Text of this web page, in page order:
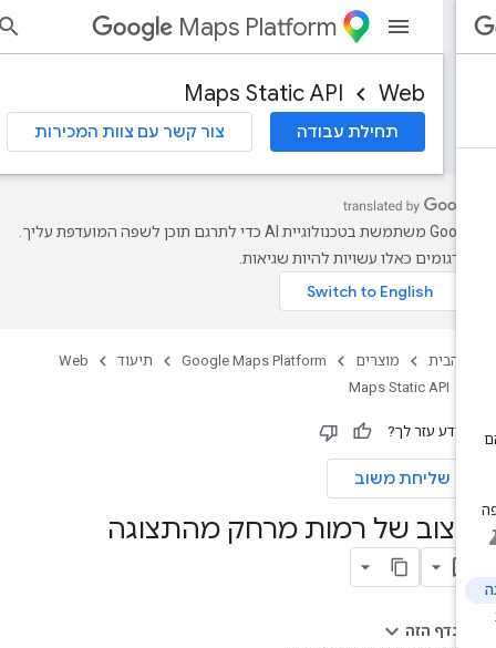
Maps Platform
Web
Maps Static API
תחילת עבודה צור קשר עם צוות המכירות
‫Google משתמשת בטכנולוגיית AI כדי לתרגם תוכן לשפה המועדפת עליך.
כאלו עשויות להיות שגיאות.
הבית מוצרים Google Maps Platform תיעוד
Web
Maps Static API
עזר לך?
שליחת משוב
של רמות מרחק מהתצוגה
בדף הזה